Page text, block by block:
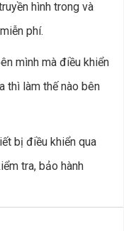
hình trong và
phí.
mình mà điều khiển
thì làm thế nào bên
bị điều khiển qua
tra, bảo hành